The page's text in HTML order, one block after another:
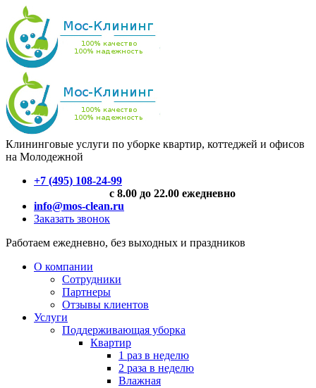
Клининговые услуги по уборке квартир, коттеджей и офисов
на Молодежной
+7 (495) 108-24-99
с 8.00 до 22.00 ежедневно
info@mos-clean.ru
Заказать звонок
Работаем ежедневно, без выходных и праздников
О компании
Сотрудники
Партнеры
Отзывы клиентов
Услуги
Поддерживающая уборка
Квартир
1 раз в неделю
2 раза в неделю
Влажная